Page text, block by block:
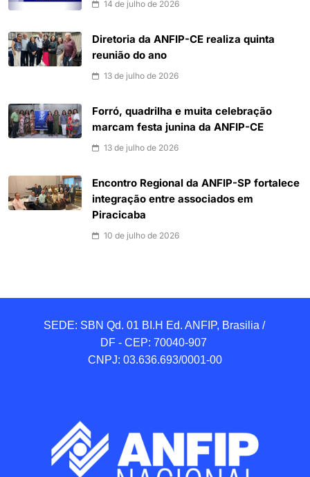
14 de julho de 2026
Diretoria da ANFIP-CE realiza quinta
reunião do ano
13 de julho de 2026
Forró, quadrilha e muita celebração
marcam festa junina da ANFIP-CE
13 de julho de 2026
Encontro Regional da ANFIP-SP fortalece
integração entre associados em
Piracicaba
10 de julho de 2026
SEDE: SBN Qd. 01 BI.H Ed. ANFIP, Brasilia /
DF - CEP: 70040-907
CNPJ: 03.636.693/0001-00